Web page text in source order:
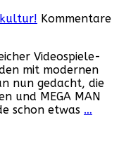
Kommentare
Videospiele-
mit modernen
nun gedacht, die
und MEGA MAN
schon etwas …